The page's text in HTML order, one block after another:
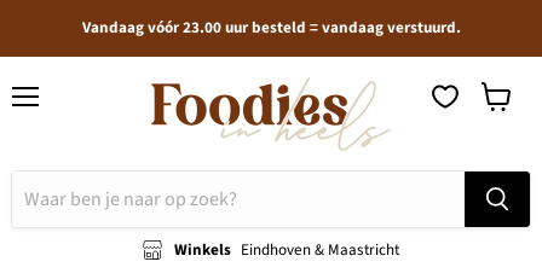
Vandaag vóór 23.00 uur besteld = vandaag verstuurd.
Winkels Eindhoven & Maastricht